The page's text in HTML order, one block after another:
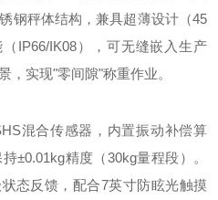
钢秤体结构，兼具超薄设计（45
IP66/IK08），可无缝嵌入生产
，实现"零间隙"称重作业。
混合传感器，内置振动补偿算
±0.01kg精度（30kg量程段）。
态反馈，配合7英寸防眩光触摸